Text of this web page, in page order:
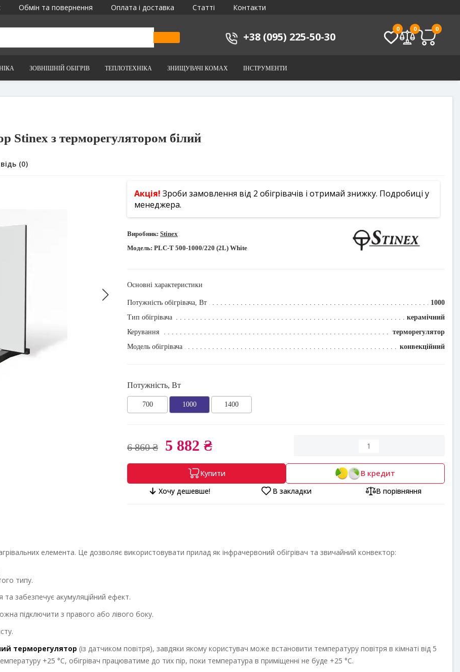
Обмін та повернення Оплата і доставка Статті Контакти
+38 (095) 225-50-30
0 0 0
ЗОВНІШНІЙ ОБІГРІВ ТЕПЛОТЕХНІКА ЗНИЩУВАЧІ КОМАХ ІНСТРУМЕНТИ
Stinex з терморегулятором білий
(0)
Акція! Зроби замовлення від 2 обігрівачів і отримай знижку. Подробиці у
менеджера.
Виробник: Stinex
Модель: PLC-T 500-1000/220 (2L) White
Основні характеристики
Потужність обігрівача, Вт
1000
Тип обігрівача
керамічний
Керування
терморегулятор
Модель обігрівача
конвекційний
Потужність, Вт
700 1000 1400
6 860 ₴ 5 882 ₴
Купити В кредит
Хочу дешевше! В закладки В порівняння
елемента. Це дозволяє використовувати прилад як інфрачервоний обігрівач та звичайний конвектор:
типу.
забезпечує акумуляційний ефект.
підключити з правого або лівого боку.
терморегулятор (із датчиком повітря), завдяки якому користувач може встановити температуру повітря в кімнаті від 5
+25 °С, обігрівач працюватиме до тих пір, поки температура в приміщенні не буде +25 °С.